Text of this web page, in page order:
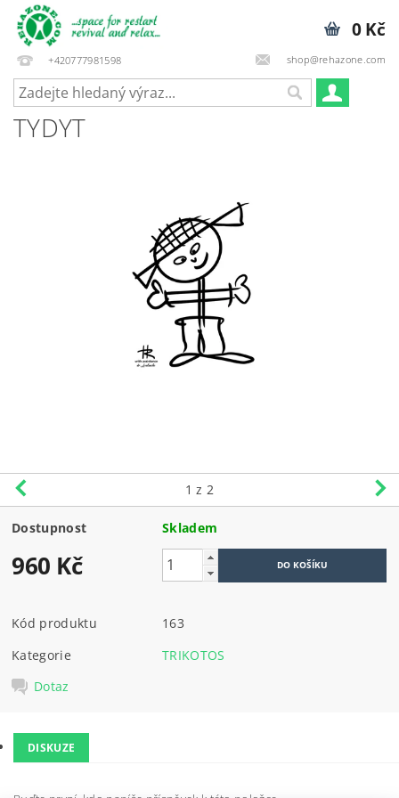
+420777981598 shop@rehazone.com
0 Kč
TYDYT
1 z 2
Dostupnost Skladem
960 Kč
Kód produktu
163
Kategorie
TRIKOTOS
Dotaz
DISKUZE